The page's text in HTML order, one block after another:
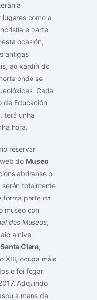
a
como a
e parte
ocasión,
antigas
ao xardín do
onde se
Cada
de Educación
, terá unha
hora.
reservar
do Museo
abriranse o
serán totalmente
forma parte da
museo con
dos Museos,
a nivel
Clara,
XIII, ocupa máis
e foi fogar
Adquirido
a mans da